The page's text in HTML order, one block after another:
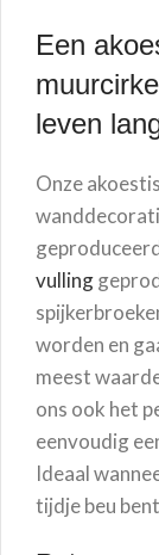
Een
leven
Onze
vulling
worden en
meest
ons ook het
eenvoudig
Ideaal
tijdje beu